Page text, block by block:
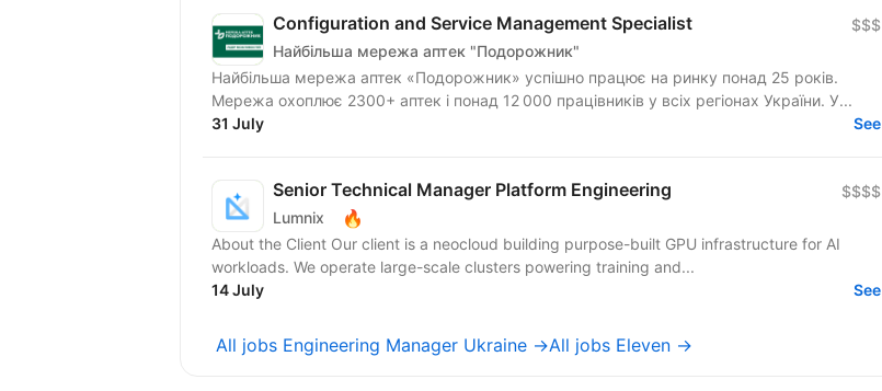
Configuration and Service Management Specialist
Найбільша мережа аптек "Подорожник"
$$$
Найбільша мережа аптек «Подорожник» успішно працює на ринку понад 25 років.
Мережа охоплює 2300+ аптек і понад 12 000 працівників у всіх регіонах України. У...
31 July
See
Senior Technical Manager Platform Engineering
Lumnix 🔥
$$$$
About the Client Our client is a neocloud building purpose-built GPU infrastructure for AI
workloads. We operate large-scale clusters powering training and...
14 July
See
All jobs Engineering Manager Ukraine →All jobs Eleven →